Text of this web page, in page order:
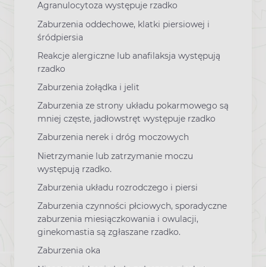
Agranulocytoza występuje rzadko
Zaburzenia oddechowe, klatki piersiowej i
śródpiersia
Reakcje alergiczne lub anafilaksja występują
rzadko
Zaburzenia żołądka i jelit
Zaburzenia ze strony układu pokarmowego są
mniej częste, jadłowstręt występuje rzadko
Zaburzenia nerek i dróg moczowych
Nietrzymanie lub zatrzymanie moczu
występują rzadko.
Zaburzenia układu rozrodczego i piersi
Zaburzenia czynności płciowych, sporadyczne
zaburzenia miesiączkowania i owulacji,
ginekomastia są zgłaszane rzadko.
Zaburzenia oka